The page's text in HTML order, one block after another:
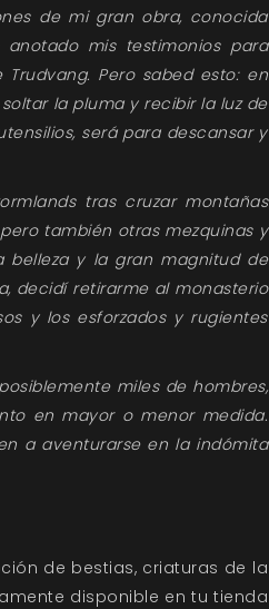
de mi gran obra, conocida
mis testimonios para
Pero sabed esto: en
la pluma y recibir la luz de
será para descansar y
tras cruzar montañas
también otras mezquinas y
belleza y la gran magnitud de
decidí retirarme al monasterio
y los esforzados y rugientes
miles de hombres,
en mayor o menor medida.
a aventurarse en la indómita
de bestias, criaturas de la
disponible en tu tienda